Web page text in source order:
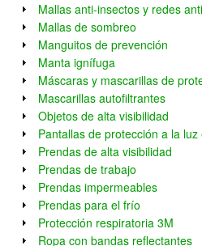
Mallas anti-insectos y redes
Mallas de sombreo
Manguitos de prevención
Manta ignífuga
Máscaras y mascarillas de
Mascarillas autofiltrantes
Objetos de alta visibilidad
Pantallas de protección a la
Prendas de alta visibilidad
Prendas de trabajo
Prendas impermeables
Prendas para el frío
Protección respiratoria 3M
Ropa con bandas reflectantes